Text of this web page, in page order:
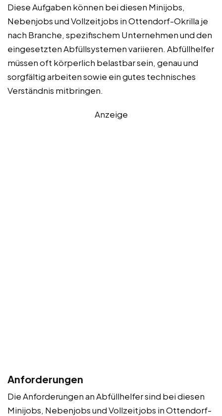
Diese Aufgaben können bei diesen Minijobs,
Nebenjobs und Vollzeitjobs in Ottendorf-Okrilla je
nach Branche, spezifischem Unternehmen und den
eingesetzten Abfüllsystemen variieren. Abfüllhelfer
müssen oft körperlich belastbar sein, genau und
sorgfältig arbeiten sowie ein gutes technisches
Verständnis mitbringen.
Anzeige
Anforderungen
Die Anforderungen an Abfüllhelfer sind bei diesen
Minijobs, Nebenjobs und Vollzeitjobs in Ottendorf-